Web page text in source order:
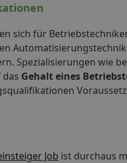
sich für
Spezialisierungen wie
Gehalt eines
Job ist durchaus